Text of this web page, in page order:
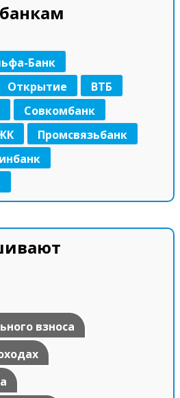
Банк
Открытие
ВТБ
Совкомбанк
Промсвязьбанк
взноса